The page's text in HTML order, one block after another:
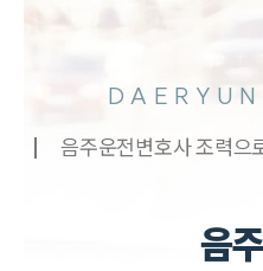
음주운전변호사 조력으
음